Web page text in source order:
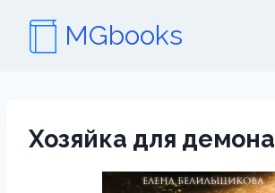
содержимому
MGbooks
Хозяйка для демона